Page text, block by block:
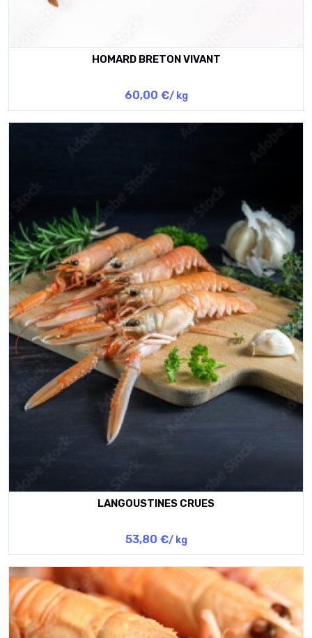
HOMARD BRETON VIVANT
60,00 €/ kg
LANGOUSTINES CRUES
53,80 €/ kg